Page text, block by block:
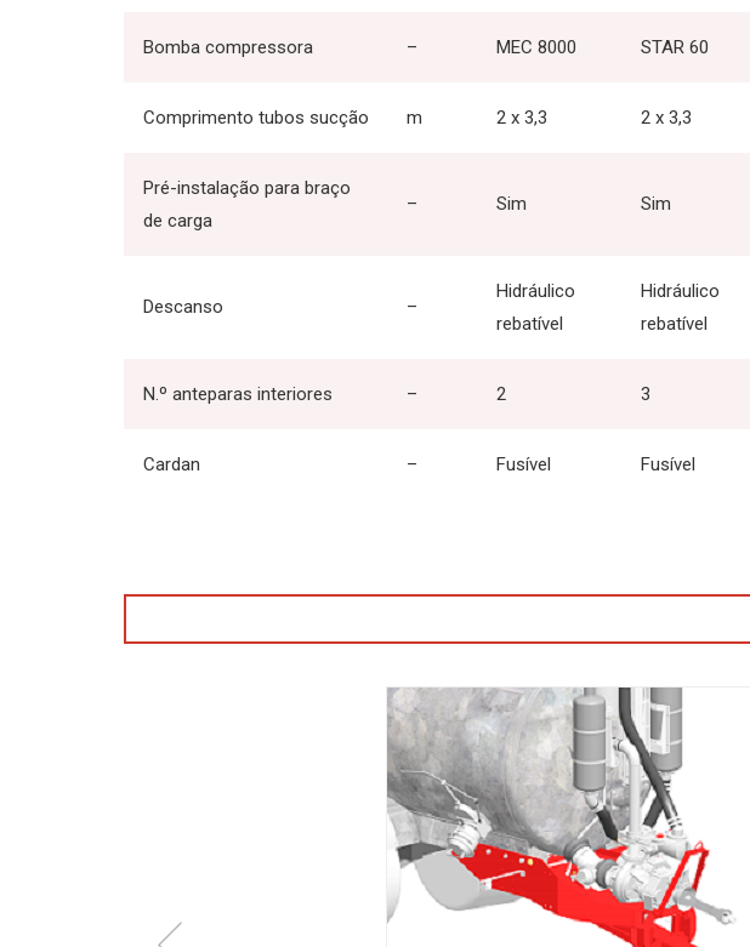
Bomba compressora – MEC 8000 STAR 60
Comprimento tubos sucção m 2 x 3,3 2 x 3,3
Pré-instalação para braço
de carga
– Sim Sim
Descanso –
Hidráulico
rebatível
Hidráulico
rebatível
N.º anteparas interiores – 2 3
Cardan – Fusível Fusível